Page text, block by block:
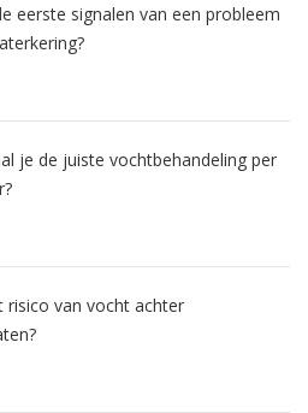
eerste signalen van een probleem
je de juiste vochtbehandeling per
risico van vocht achter